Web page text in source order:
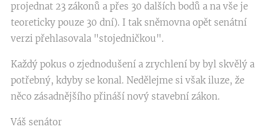
projednat 23 zákonů a přes 30 dalších bodů a na vše je
teoreticky pouze 30 dní). I tak sněmovna opět senátní
verzi přehlasovala "stojedničkou".
Každý pokus o zjednodušení a zrychlení by byl skvělý a
potřebný, kdyby se konal. Nedělejme si však iluze, že
něco zásadnějšího přináší nový stavební zákon.
Váš senátor